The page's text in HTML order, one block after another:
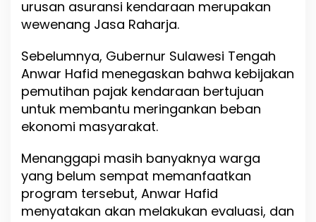
urusan asuransi kendaraan merupakan
wewenang Jasa Raharja.
Sebelumnya, Gubernur Sulawesi Tengah
Anwar Hafid menegaskan bahwa kebijakan
pemutihan pajak kendaraan bertujuan
untuk membantu meringankan beban
ekonomi masyarakat.
Menanggapi masih banyaknya warga
yang belum sempat memanfaatkan
program tersebut, Anwar Hafid
menyatakan akan melakukan evaluasi, dan